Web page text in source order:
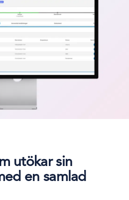
utökar sin
en samlad